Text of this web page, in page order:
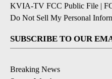
KVIA-TV FCC Public File |
Do Not Sell My Personal
SUBSCRIBE TO OUR
Breaking News